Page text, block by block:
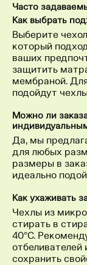
Часто
Как выбрать
Выберите
который
ваших
защитить
мембраной.
подойдут
Можно ли
Да, мы
для любых
размеры в
идеально
Как ухаживать
Чехлы из
стирать в
40°C.
сохранить